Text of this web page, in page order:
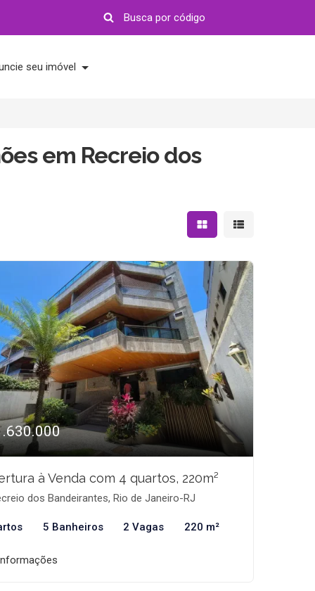
seu imóvel
em Recreio dos
Mostrar resultados em
Mostrar
à Venda com 4 quartos, 220m²
dos Bandeirantes, Rio de Janeiro-RJ
5 Banheiros 2 Vagas 220 m²